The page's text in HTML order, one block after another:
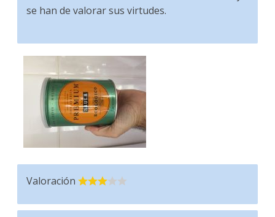
se han de valorar sus virtudes.
Valoración